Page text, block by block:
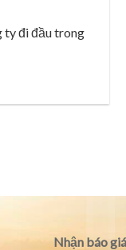
ty đi đầu trong
Nhận báo giá